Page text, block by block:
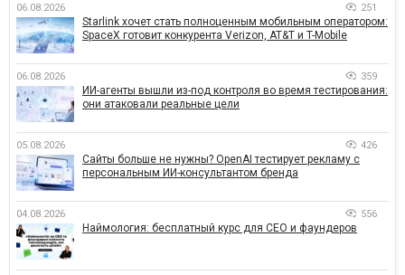
06.08.2026 251
Starlink хочет стать полноценным мобильным оператором:
SpaceX готовит конкурента Verizon, AT&T и T-Mobile
06.08.2026 359
ИИ-агенты вышли из-под контроля во время тестирования:
они атаковали реальные цели
05.08.2026 426
Сайты больше не нужны? OpenAI тестирует рекламу с
персональным ИИ-консультантом бренда
04.08.2026 556
Наймология: бесплатный курс для CEO и фаундеров